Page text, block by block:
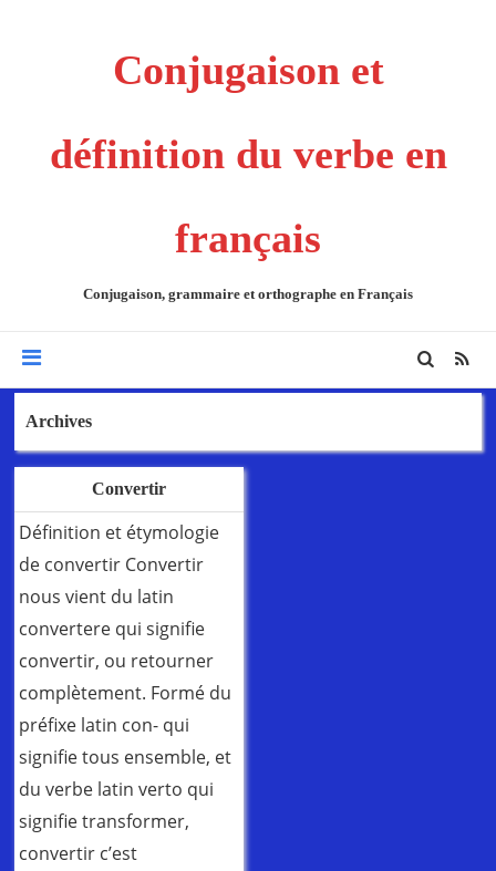
Conjugaison et
définition du verbe en
français
Conjugaison, grammaire et orthographe en Français
Archives
Convertir
Définition et étymologie
de convertir Convertir
nous vient du latin
convertere qui signifie
convertir, ou retourner
complètement. Formé du
préfixe latin con- qui
signifie tous ensemble, et
du verbe latin verto qui
signifie transformer,
convertir c’est